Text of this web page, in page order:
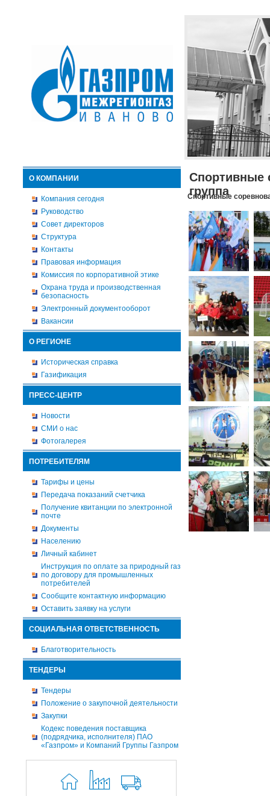
О КОМПАНИИ
Компания сегодня
Руководство
Совет директоров
Структура
Контакты
Правовая информация
Комиссия по корпоративной этике
Охрана труда и производственная
безопасность
Электронный документооборот
Вакансии
О РЕГИОНЕ
Историческая справка
Газификация
ПРЕСС-ЦЕНТР
Новости
СМИ о нас
Фотогалерея
ПОТРЕБИТЕЛЯМ
Тарифы и цены
Передача показаний счетчика
Получение квитанции по электронной
почте
Документы
Населению
Личный кабинет
Инструкция по оплате за природный газ
по договору для промышленных
потребителей
Сообщите контактную информацию
Оставить заявку на услуги
СОЦИАЛЬНАЯ ОТВЕТСТВЕННОСТЬ
Благотворительность
ТЕНДЕРЫ
Тендеры
Положение о закупочной деятельности
Закупки
Кодекс поведения поставщика
(подрядчика, исполнителя) ПАО
«Газпром» и Компаний Группы Газпром
Спортивные
группа
Спортивные